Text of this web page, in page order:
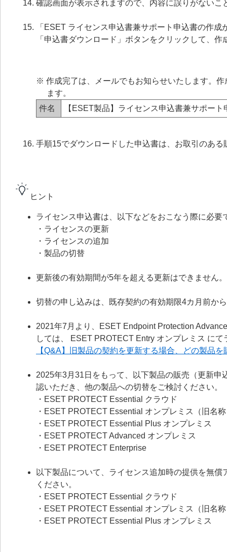
確認画面が表示されますので、内容に誤りがない
「ESET ライセンス申込書兼サポート申込書の作
「申込書ダウンロード」ボタンをクリックして、
※ 作成完了は、メールでもお知らせいたします。
ます。
件名
【ESET製品】ライセンス申込書兼サポー
手順15でダウンロードした申込書は、お取引のあ
ヒント
ライセンス申込書は、以下などをおこなう際に必要
・ライセンスの更新
・ライセンスの追加
・製品の切替
更新後の有効期間が5年を超える更新はできません。
切替の申し込みは、既存契約の有効期限4カ月前か
2021年7月より、ESET Endpoint Protection
しては、 ESET PROTECT Entry オンプレミス に
【Q&A】旧製品の契約を更新する場合、どの製品
2025年3月31日をもって、以下製品の販売（更新
認いただき、他の製品への切替をご検討ください。
・ESET PROTECT Essential クラウド
・ESET PROTECT Essential オンプレミス（旧名
・ESET PROTECT Essential Plus オンプレミス
・ESET PROTECT Advanced オンプレミス
・ESET PROTECT Enterprise
以下製品について、ライセンス追加時の提供を無
ください。
・ESET PROTECT Essential クラウド
・ESET PROTECT Essential オンプレミス（旧名
・ESET PROTECT Essential Plus オンプレミス